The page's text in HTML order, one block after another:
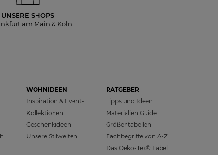
UNSERE SHOPS
am Main & Köln
WOHNIDEEN
Inspiration & Event-
Kollektionen
Geschenkideen
Unsere Stilwelten
RATGEBER
Tipps und Ideen
Materialien Guide
Größentabellen
Fachbegriffe von A-Z
Das Oeko-Tex® Label